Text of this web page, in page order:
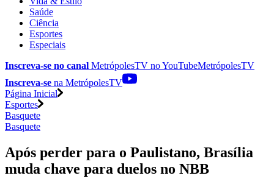
Saúde
Ciência
Esportes
Especiais
Inscreva-se no canal MetrópolesTV noYouTubeMetrópolesTV
Inscreva-se na MetrópolesTV
Página Inicial
Esportes
Basquete
Basquete
Após perder para o Paulistano, Brasília
muda chave para duelos no NBB